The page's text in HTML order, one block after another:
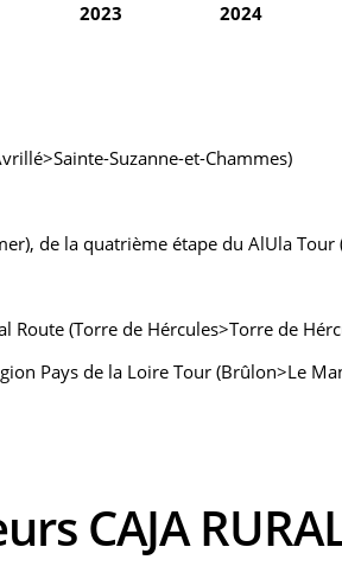
2023 2024
Suzanne-et-Chammes)
de la quatrième étape du AlUla Tour
(Torre de Hércules>Torre de
Pays de la Loire Tour (Brûlon>Le
CAJA